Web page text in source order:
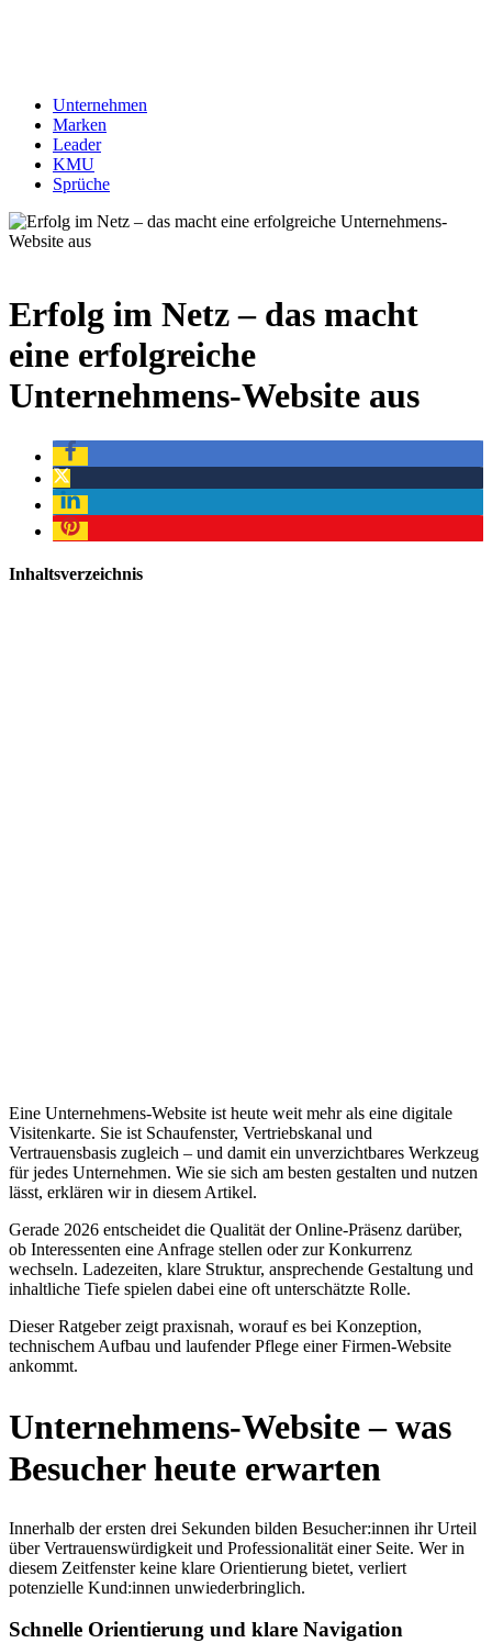
Unternehmen
Marken
Leader
KMU
Sprüche
Erfolg im Netz – das macht
eine erfolgreiche
Unternehmens-Website aus
Inhaltsverzeichnis
Eine Unternehmens-Website ist heute weit mehr als eine digitale
Visitenkarte. Sie ist Schaufenster, Vertriebskanal und
Vertrauensbasis zugleich – und damit ein unverzichtbares Werkzeug
für jedes Unternehmen. Wie sie sich am besten gestalten und nutzen
lässt, erklären wir in diesem Artikel.
Gerade 2026 entscheidet die Qualität der Online-Präsenz darüber,
ob Interessenten eine Anfrage stellen oder zur Konkurrenz
wechseln. Ladezeiten, klare Struktur, ansprechende Gestaltung und
inhaltliche Tiefe spielen dabei eine oft unterschätzte Rolle.
Dieser Ratgeber zeigt praxisnah, worauf es bei Konzeption,
technischem Aufbau und laufender Pflege einer Firmen-Website
ankommt.
Unternehmens-Website – was
Besucher heute erwarten
Innerhalb der ersten drei Sekunden bilden Besucher:innen ihr Urteil
über Vertrauenswürdigkeit und Professionalität einer Seite. Wer in
diesem Zeitfenster keine klare Orientierung bietet, verliert
potenzielle Kund:innen unwiederbringlich.
Schnelle Orientierung und klare Navigation